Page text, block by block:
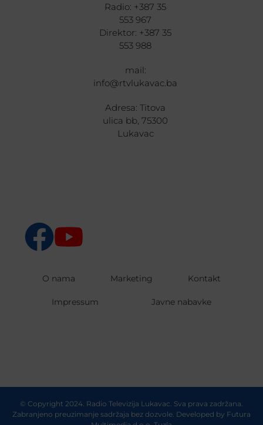
Radio: +387 35
553 967
Direktor: +387 35
553 988
mail:
info@rtvlukavac.ba
Adresa: Titova
ulica bb, 75300
Lukavac
O nama Marketing Kontakt
Impressum Javne nabavke
© Copyright 2024. Radio Televizija Lukavac. Sva prava zadržana.
Zabranjeno preuzimanje sadržaja bez dozvole. Developed by Futura